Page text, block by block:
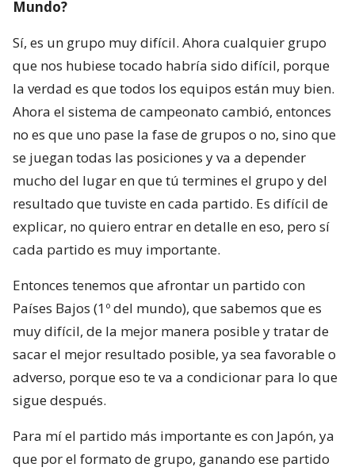
Mundo?
Sí, es un grupo muy difícil. Ahora cualquier grupo
que nos hubiese tocado habría sido difícil, porque
la verdad es que todos los equipos están muy bien.
Ahora el sistema de campeonato cambió, entonces
no es que uno pase la fase de grupos o no, sino que
se juegan todas las posiciones y va a depender
mucho del lugar en que tú termines el grupo y del
resultado que tuviste en cada partido. Es difícil de
explicar, no quiero entrar en detalle en eso, pero sí
cada partido es muy importante.
Entonces tenemos que afrontar un partido con
Países Bajos (1º del mundo), que sabemos que es
muy difícil, de la mejor manera posible y tratar de
sacar el mejor resultado posible, ya sea favorable o
adverso, porque eso te va a condicionar para lo que
sigue después.
Para mí el partido más importante es con Japón, ya
que por el formato de grupo, ganando ese partido